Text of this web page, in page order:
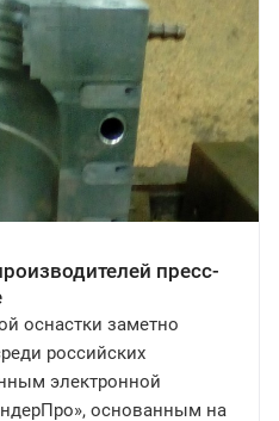
пресс-
оснастки заметно
российских
электронной
основанным на